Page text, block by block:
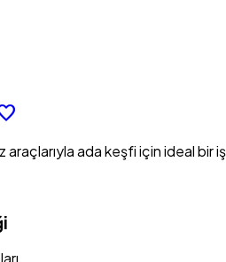
ada keşfi için ideal bir